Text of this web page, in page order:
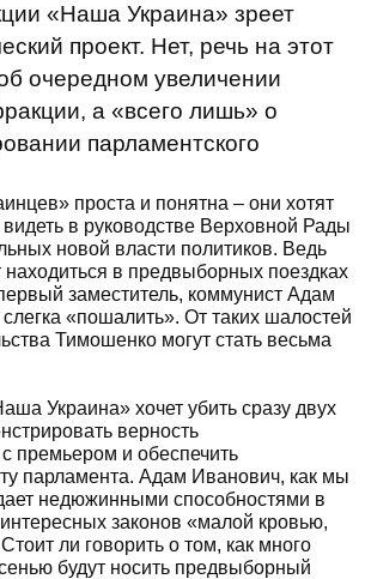
«Наша Украина» зреет
проект. Нет, речь на этот
очередном увеличении
а «всего лишь» о
парламентского
проста и понятна – они хотят
в руководстве Верховной Рады
новой власти политиков. Ведь
находиться в предвыборных поездках
заместитель, коммунист Адам
«пошалить». От таких шалостей
Тимошенко могут стать весьма
Украина» хочет убить сразу двух
верность
премьером и обеспечить
парламента. Адам Иванович, как мы
недюжинными способностями в
законов «малой кровью,
ли говорить о том, как много
будут носить предвыборный